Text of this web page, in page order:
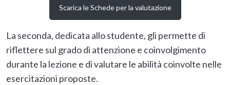
Scarica leSchede per la valutazione
La seconda, dedicata allo studente, gli permette di
riflettere sul grado di attenzione e coinvolgimento
durante la lezione e di valutare le abilità coinvolte nelle
esercitazioni proposte.